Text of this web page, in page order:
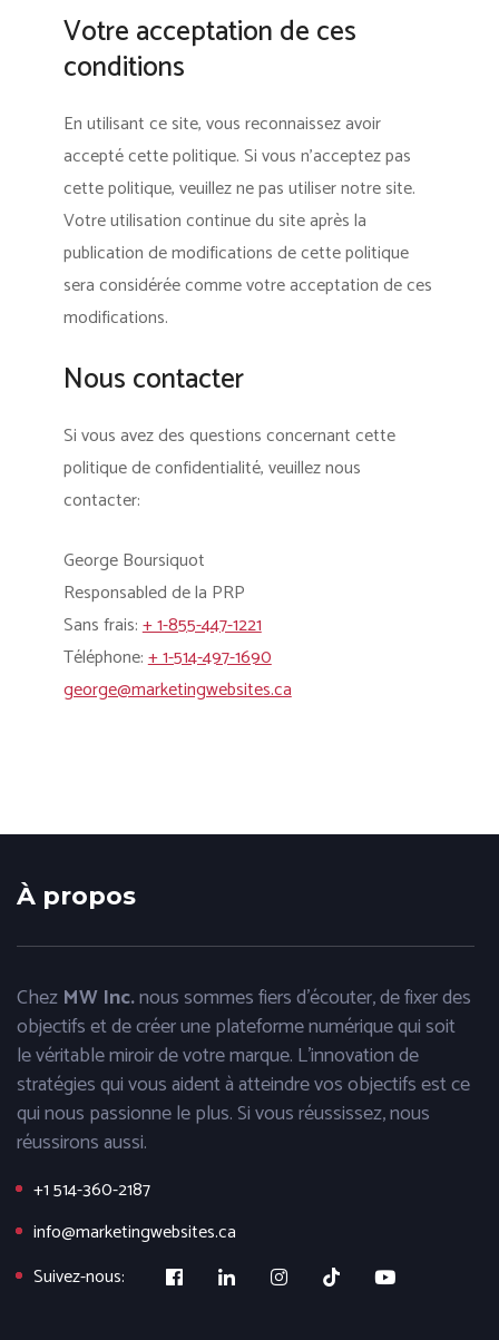
Votre acceptation de ces
conditions
En utilisant ce site, vous reconnaissez avoir
accepté cette politique. Si vous n’acceptez pas
cette politique, veuillez ne pas utiliser notre site.
Votre utilisation continue du site après la
publication de modifications de cette politique
sera considérée comme votre acceptation de ces
modifications.
Nous contacter
Si vous avez des questions concernant cette
politique de confidentialité, veuillez nous
contacter:
George Boursiquot
Responsabled de la PRP
Sans frais:+ 1-855-447-1221
Téléphone:+ 1-514-497-1690
george@marketingwebsites.ca
À propos
Chez MW Inc.nous sommes fiers d'écouter, de fixer des
objectifs et de créer une plateforme numérique qui soit
le véritable miroir de votre marque. L'innovation de
stratégies qui vous aident à atteindre vos objectifs est ce
qui nous passionne le plus. Si vous réussissez, nous
réussirons aussi.
+1 514-360-2187
info@marketingwebsites.ca
Suivez-nous: